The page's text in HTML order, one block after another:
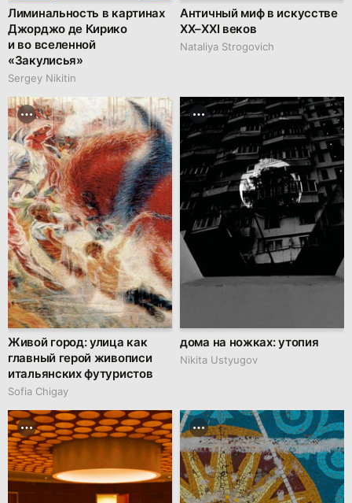
Лиминальность в картинах
Джорджо де Кирико
и во вселенной
«Закулисья»
Sergey Nikitin
Античный миф в искусстве
XX–XXI веков
Nataliya Strogovich
Живой город: улица как
главный герой живописи
итальянских футуристов
Sofia Chigay
дома на ножках: утопия
Nikita Ustyugov